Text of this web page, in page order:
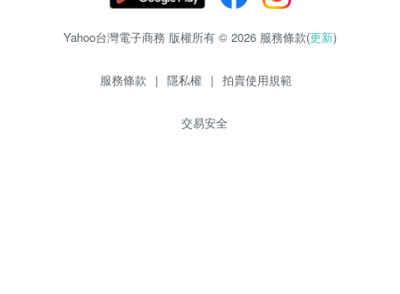
Yahoo台灣電子商務 版權所有 © 2026 服務條款(更新)
服務條款 | 隱私權 | 拍賣使用規範
交易安全